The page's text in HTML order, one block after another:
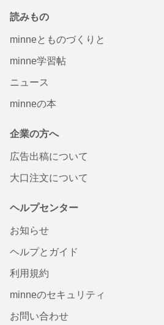
読みもの
minneとものづくりと
minne学習帖
ニュース
minneの本
企業の方へ
広告出稿について
大口注文について
ヘルプセンター
お知らせ
ヘルプとガイド
利用規約
minneのセキュリティ
お問い合わせ